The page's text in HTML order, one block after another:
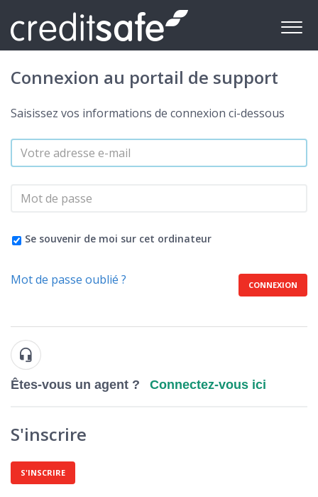
Connexion au portail de support
Saisissez vos informations de connexion ci-dessous
Se souvenir de moi sur cet ordinateur
Mot de passe oublié ? CONNEXION
Êtes-vous un agent ? Connectez-vous ici
S'inscrire
S'INSCRIRE